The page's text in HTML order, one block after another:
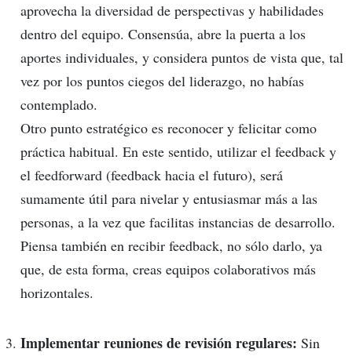
aprovecha la diversidad de perspectivas y habilidades
dentro del equipo. Consensúa, abre la puerta a los
aportes individuales, y considera puntos de vista que, tal
vez por los puntos ciegos del liderazgo, no habías
contemplado.
Otro punto estratégico es reconocer y felicitar como
práctica habitual. En este sentido, utilizar el feedback y
el feedforward (feedback hacia el futuro), será
sumamente útil para nivelar y entusiasmar más a las
personas, a la vez que facilitas instancias de desarrollo.
Piensa también en recibir feedback, no sólo darlo, ya
que, de esta forma, creas equipos colaborativos más
horizontales.
Implementar reuniones de revisión regulares: Sin